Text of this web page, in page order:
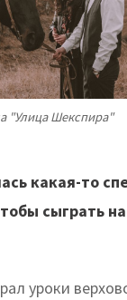
"Улица Шекспира"
какая-то
сыграть
уроки